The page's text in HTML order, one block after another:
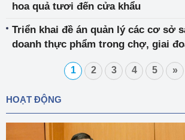
hoa quả tươi đến cửa khẩu
Triển khai đề án quản lý các cơ sở
doanh thực phẩm trong chợ, giai
1 2 3 4 5 »
HOẠT ĐỘNG